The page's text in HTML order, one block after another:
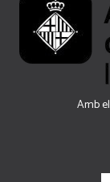
Amb